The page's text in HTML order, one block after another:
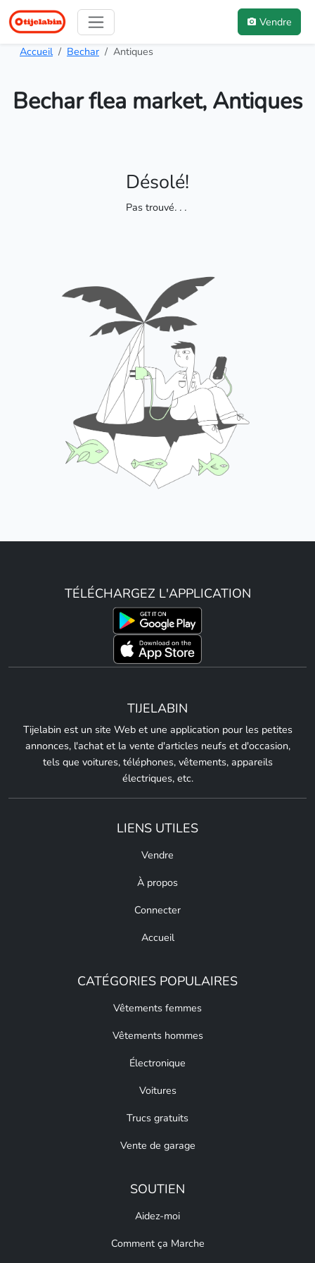
Vendre
Accueil Bechar Antiques
Bechar flea market, Antiques
Désolé!
Pas trouvé. . .
TÉLÉCHARGEZ L'APPLICATION
TIJELABIN
Tijelabin est un site Web et une application pour les petites
annonces, l'achat et la vente d'articles neufs et d'occasion,
tels que voitures, téléphones, vêtements, appareils
électriques, etc.
LIENS UTILES
Vendre
À propos
Connecter
Accueil
CATÉGORIES POPULAIRES
Vêtements femmes
Vêtements hommes
Électronique
Voitures
Trucs gratuits
Vente de garage
SOUTIEN
Aidez-moi
Comment ça Marche